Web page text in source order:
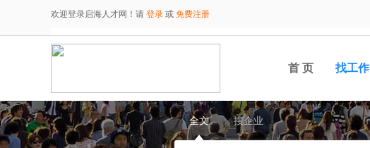
欢迎登录启海人才网！请 登录 或 免费注册
首 页 找工作
全文 搜企业